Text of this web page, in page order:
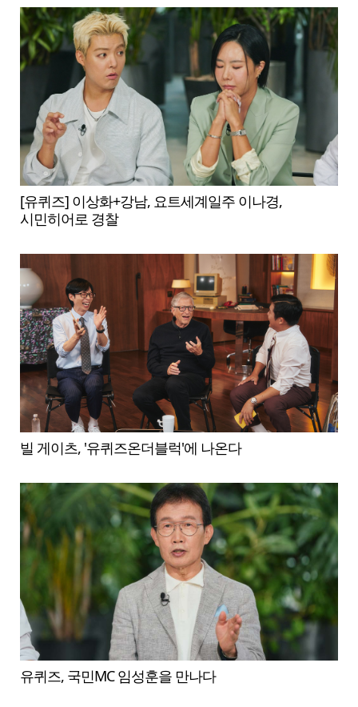
[유퀴즈] 이상화+강남, 요트세계일주 이나경,
시민히어로 경찰
빌 게이츠, '유퀴즈온더블럭'에 나온다
유퀴즈, 국민MC 임성훈을 만나다